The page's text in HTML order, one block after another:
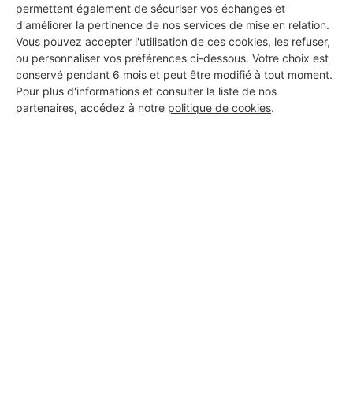
permettent également de sécuriser vos échanges et
d'améliorer la pertinence de nos services de mise en relation.
Vous pouvez accepter l'utilisation de ces cookies, les refuser,
ou personnaliser vos préférences ci-dessous. Votre choix est
conservé pendant 6 mois et peut être modifié à tout moment.
Pour plus d'informations et consulter la liste de nos
partenaires, accédez à notre politique de cookies.
M'inscrire gratuitement
Les Installateurs d'alarmes